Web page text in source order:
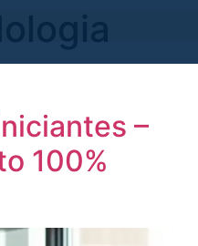
–
100%